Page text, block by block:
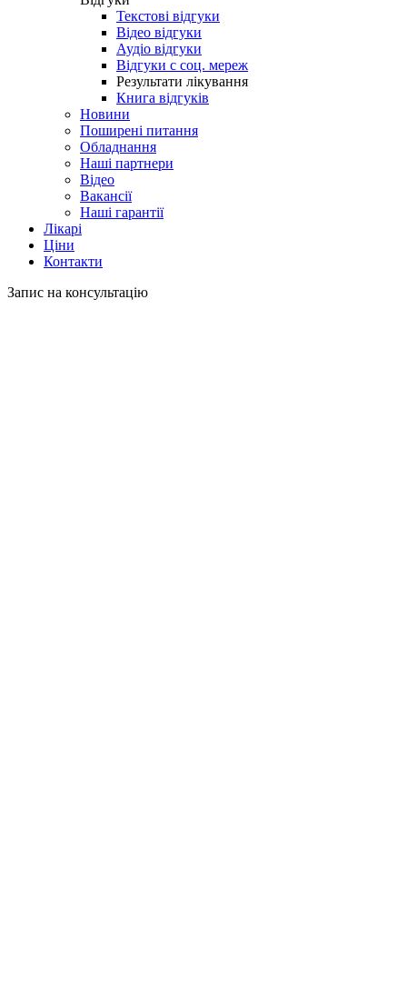
Текстові відгуки
Відео відгуки
Аудіо відгуки
Відгуки с соц. мереж
Результати лікування
Книга відгуків
Новини
Поширені питання
Обладнання
Наші партнери
Відео
Вакансії
Наші гарантії
Лікарі
Ціни
Контакти
Запис на консультацію